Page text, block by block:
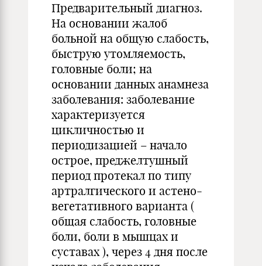
Предварительный диагноз.
На основании жалоб
больной на общую слабость,
быструю утомляемость,
головные боли; на
основании данных анамнеза
заболевания: заболевание
характеризуется
цикличностью и
периодизацией – начало
острое, преджелтушный
период протекал по типу
артралгического и астено-
вегетативного варианта (
общая слабость, головные
боли, боли в мышцах и
суставах ), через 4 дня после